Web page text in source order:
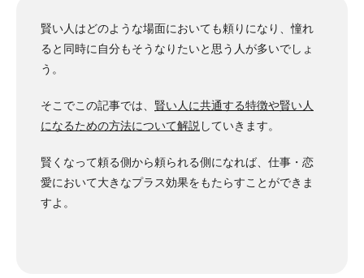
賢い人はどのような場面においても頼りになり、憧れ
ると同時に自分もそうなりたいと思う人が多いでしょ
う。
そこでこの記事では、 賢い人に共通する特徴や賢い人
になるための方法について解説 していきます。
賢くなって頼る側から頼られる側になれば、仕事・恋
愛において大きなプラス効果をもたらすことができま
すよ。